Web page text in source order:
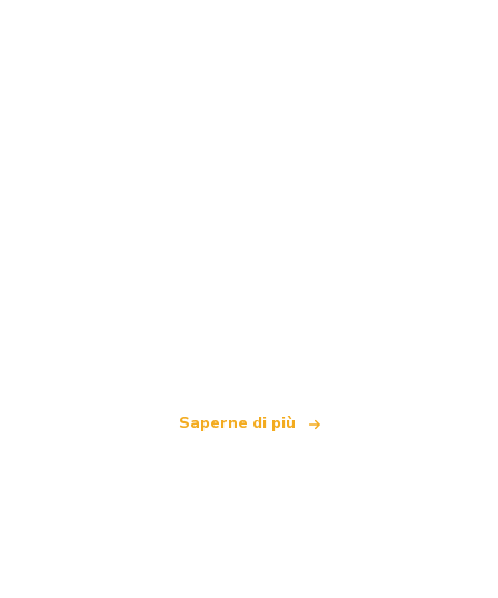
Saperne di più